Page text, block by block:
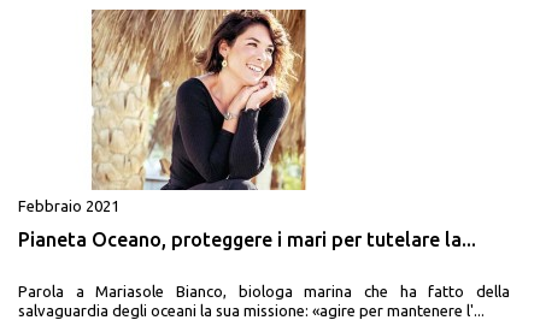
Febbraio 2021
Pianeta Oceano, proteggere i mari per tutelare la...
Parola a Mariasole Bianco, biologa marina che ha fatto della
salvaguardia degli oceani la sua missione: «agire per mantenere l'...